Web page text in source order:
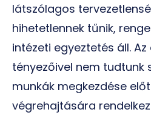
látszólagos
hihetetlennek tűnik,
intézeti egyeztetés áll.
tényezőivel nem tudtunk
munkák megkezdése
végrehajtására